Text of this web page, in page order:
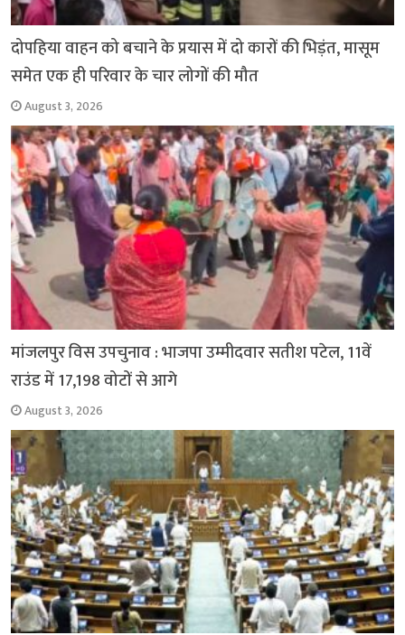
दोपहिया वाहन को बचाने के प्रयास में दो कारों की भिड़ंत, मासूम
समेत एक ही परिवार के चार लोगों की मौत
August 3, 2026
मांजलपुर विस उपचुनाव : भाजपा उम्मीदवार सतीश पटेल, 11वें
राउंड में 17,198 वोटों से आगे
August 3, 2026